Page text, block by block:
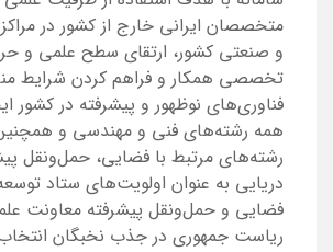
متخصصان ایرانی خارج از کشور در
و صنعتی کشور، ارتقای سطح علمی و
تخصصی همکار و فراهم کردن شرایط
فناوری‌های نوظهور و پیشرفته در کشور
همه رشته‌های فنی و مهندسی و همچنین
رشته‌های مرتبط با فضایی، حمل‌ونقل
دریایی به عنوان اولویت‌های ستاد
فضایی و حمل‌ونقل پیشرفته معاونت
ریاست جمهوری در جذب نخبگان